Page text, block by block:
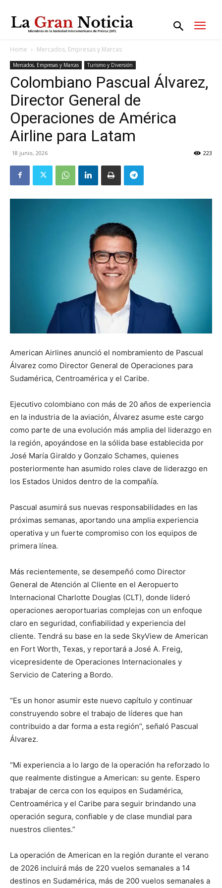
Home Mercados, Empresas y Marcas
Mercados, Empresas y Marcas Turismo y Diversión
Colombiano Pascual Álvarez,
Director General de
Operaciones de América
Airline para Latam
18 junio, 2026 223
American Airlines anunció el nombramiento de Pascual
Álvarez como Director General de Operaciones para
Sudamérica, Centroamérica y el Caribe.
Ejecutivo colombiano con más de 20 años de experiencia
en la industria de la aviación, Álvarez asume este cargo
como parte de una evolución más amplia del liderazgo en
la región, apoyándose en la sólida base establecida por
José María Giraldo y Gonzalo Schames, quienes
posteriormente han asumido roles clave de liderazgo en
los Estados Unidos dentro de la compañía.
Pascual asumirá sus nuevas responsabilidades en las
próximas semanas, aportando una amplia experiencia
operativa y un fuerte compromiso con los equipos de
primera línea.
Más recientemente, se desempeñó como Director
General de Atención al Cliente en el Aeropuerto
Internacional Charlotte Douglas (CLT), donde lideró
operaciones aeroportuarias complejas con un enfoque
claro en seguridad, confiabilidad y experiencia del
cliente. Tendrá su base en la sede SkyView de American
en Fort Worth, Texas, y reportará a José A. Freig,
vicepresidente de Operaciones Internacionales y
Servicio de Catering a Bordo.
“Es un honor asumir este nuevo capítulo y continuar
construyendo sobre el trabajo de líderes que han
contribuido a dar forma a esta región”, señaló Pascual
Álvarez.
“Mi experiencia a lo largo de la operación ha reforzado lo
que realmente distingue a American: su gente. Espero
trabajar de cerca con los equipos en Sudamérica,
Centroamérica y el Caribe para seguir brindando una
operación segura, confiable y de clase mundial para
nuestros clientes.”
La operación de American en la región durante el verano
de 2026 incluirá más de 220 vuelos semanales a 14
destinos en Sudamérica, más de 200 vuelos semanales a